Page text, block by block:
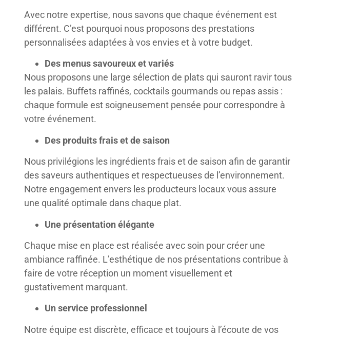
Avec notre expertise, nous savons que chaque événement est
différent. C’est pourquoi nous proposons des prestations
personnalisées adaptées à vos envies et à votre budget.
Des menus savoureux et variés
Nous proposons une large sélection de plats qui sauront ravir tous
les palais. Buffets raffinés, cocktails gourmands ou repas assis :
chaque formule est soigneusement pensée pour correspondre à
votre événement.
Des produits frais et de saison
Nous privilégions les ingrédients frais et de saison afin de garantir
des saveurs authentiques et respectueuses de l’environnement.
Notre engagement envers les producteurs locaux vous assure
une qualité optimale dans chaque plat.
Une présentation élégante
Chaque mise en place est réalisée avec soin pour créer une
ambiance raffinée. L’esthétique de nos présentations contribue à
faire de votre réception un moment visuellement et
gustativement marquant.
Un service professionnel
Notre équipe est discrète, efficace et toujours à l’écoute de vos